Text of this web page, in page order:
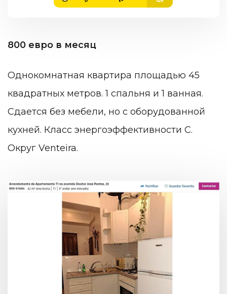
800 евро в месяц
Однокомнатная квартира площадью 45
квадратных метров. 1 спальня и 1 ванная.
Сдается без мебели, но с оборудованной
кухней. Класс энергоэффективности C.
Округ Venteira.